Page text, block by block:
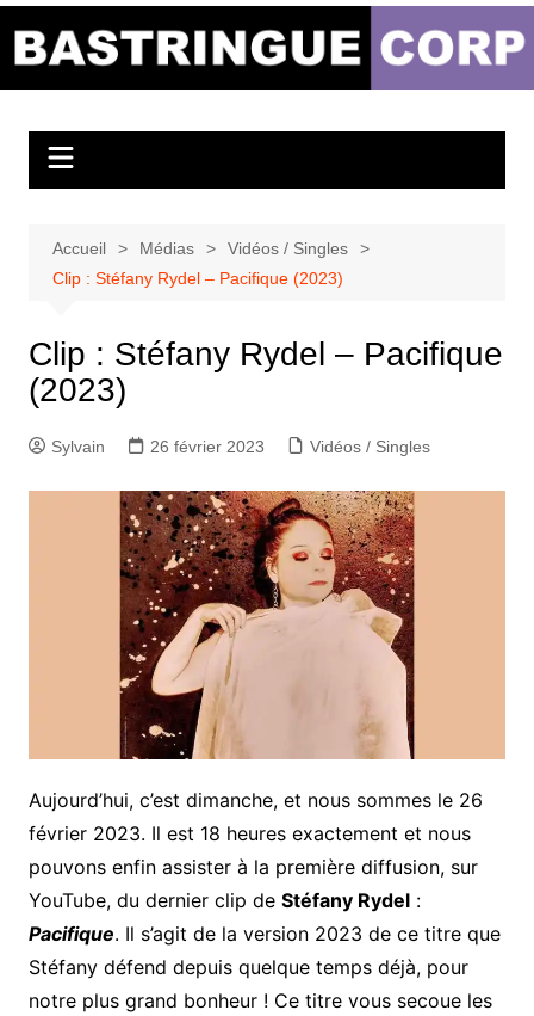
Bastringue Corp –
Musicales
Accueil Médias
Vidéos / Singles
Clip : Stéfany Rydel – Pacifique (2023)
Clip : Stéfany Rydel – Pacifique
(2023)
Sylvain 26 février 2023 Vidéos / Singles
Aujourd’hui, c’est dimanche, et nous sommes le 26
février 2023. Il est 18 heures exactement et nous
pouvons enfin assister à la première diffusion, sur
YouTube, du dernier clip de Stéfany Rydel:
Pacifique. Il s’agit de la version 2023 de ce titre que
Stéfany défend depuis quelque temps déjà, pour
notre plus grand bonheur ! Ce titre vous secoue les